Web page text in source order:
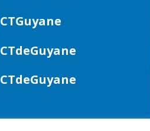
CTGuyane
CTdeGuyane
CTdeGuyane